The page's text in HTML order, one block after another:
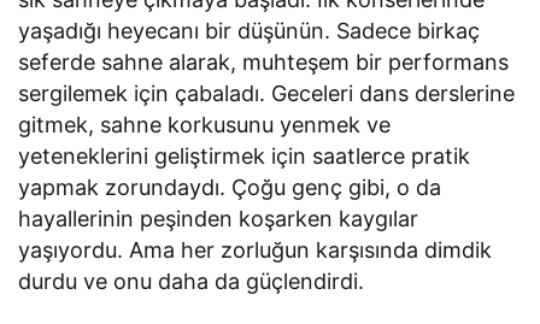
yaşadığı heyecanı bir düşünün. Sadece birkaç
seferde sahne alarak, muhteşem bir performans
sergilemek için çabaladı. Geceleri dans derslerine
gitmek, sahne korkusunu yenmek ve
yeteneklerini geliştirmek için saatlerce pratik
yapmak zorundaydı. Çoğu genç gibi, o da
hayallerinin peşinden koşarken kaygılar
yaşıyordu. Ama her zorluğun karşısında dimdik
durdu ve onu daha da güçlendirdi.